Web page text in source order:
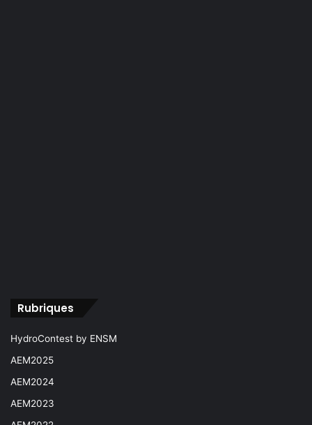
Rubriques
HydroContest by ENSM
AEM2025
AEM2024
AEM2023